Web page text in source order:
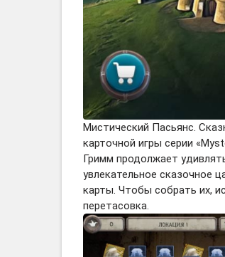
Мистический Пасьянс.
карточной игры серии
Гримм продолжает
увлекательное сказочное
карты. Чтобы собрать их,
перетасовка.